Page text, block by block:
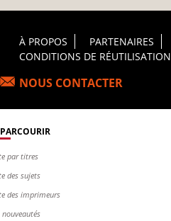
Footer Principal
À PROPOS PARTENAIRES
CONDITIONS DE RÉUTILISATION
NOUS CONTACTER
PARCOURIR
par titres
des sujets
des imprimeurs
nouveautés